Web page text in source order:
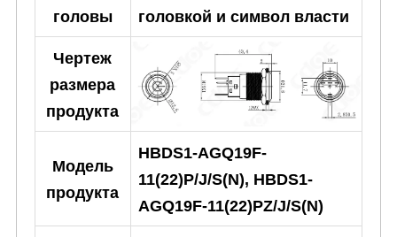
головы
головкой и символ власти
Чертеж
размера
продукта
Модель
продукта
HBDS1-AGQ19F-
11(22)P/J/S(N), HBDS1-
AGQ19F-11(22)PZ/J/S(N)